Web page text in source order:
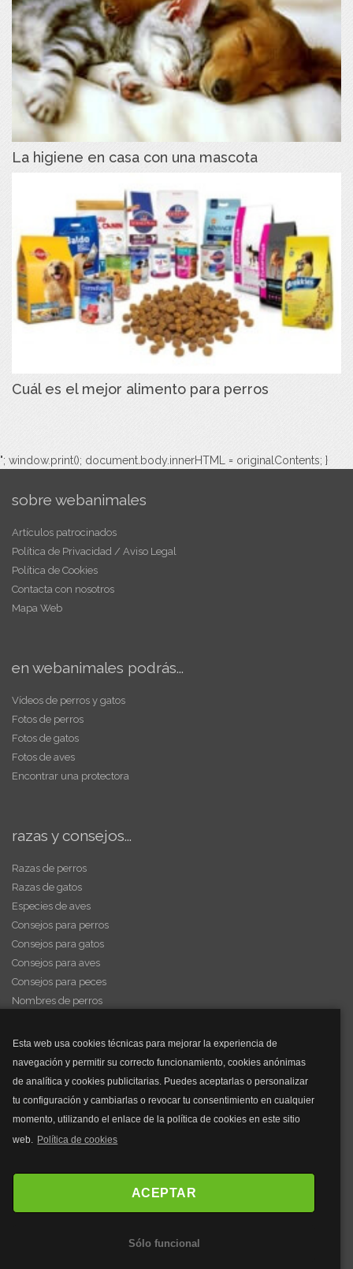
Esta web usa cookies técnicas para mejorar la experiencia de
navegación y permitir su correcto funcionamiento, cookies anónimas
de analítica y cookies publicitarias. Puedes aceptarlas o personalizar
tu configuración y cambiarlas o revocar tu consentimiento en cualquier
momento, utilizando el enlace de la política de cookies en este sitio
web. Política de cookies
ACEPTAR
Sólo funcional
La higiene en casa con una mascota
Cuál es el mejor alimento para perros
"; window.print(); document.body.innerHTML = originalContents; }
sobre webanimales
Artículos patrocinados
Política de Privacidad / Aviso Legal
Política de Cookies
Contacta con nosotros
Mapa Web
en webanimales podrás...
Vídeos de perros y gatos
Fotos de perros
Fotos de gatos
Fotos de aves
Encontrar una protectora
razas y consejos...
Razas de perros
Razas de gatos
Especies de aves
Consejos para perros
Consejos para gatos
Consejos para aves
Consejos para peces
Nombres de perros
y mucho más...